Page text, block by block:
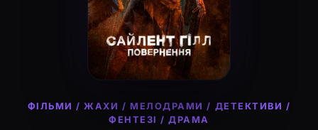
ФІЛЬМИ /ЖАХИ / МЕЛОДРАМИ / ДЕТЕКТИВИ /
ФЕНТЕЗІ /ДРАМА